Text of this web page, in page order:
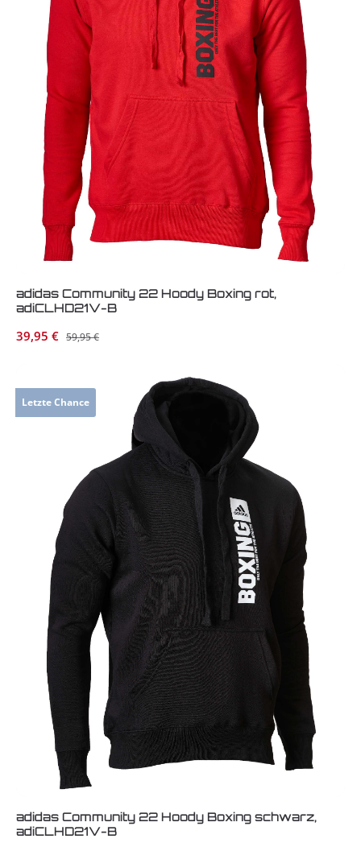
adidas Community 22 Hoody Boxing rot,
adiCLHD21V-B
Verkaufspreis:
39,95 € Regulärer Preis:
59,95 €
Letzte Chance
adidas Community 22 Hoody Boxing schwarz,
adiCLHD21V-B